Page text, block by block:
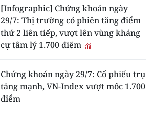
[Infographic] Chứng khoán ngày
29/7: Thị trường có phiên tăng điểm
thứ 2 liên tiếp, vượt lên vùng kháng
cự tâm lý 1.700 điểm
Chứng khoán ngày 29/7: Cổ phiếu trụ
tăng mạnh, VN-Index vượt mốc 1.700
điểm